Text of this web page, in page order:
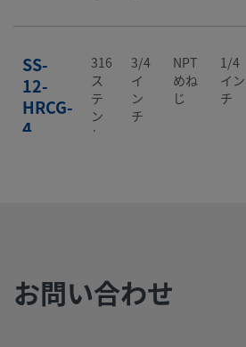
SS-
12-
HRCG-
4
316
ス
テ
ン
レ
3/4
イ
ン
チ
NPT
めね
じ
1/4
イン
チ
HRCG-
8
ン
レ
チ
お問い合わせ